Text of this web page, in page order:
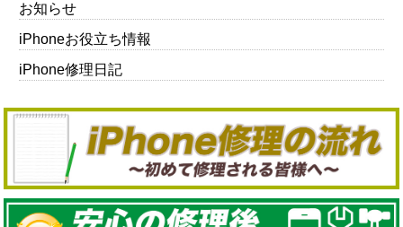
お知らせ
iPhoneお役立ち情報
iPhone修理日記